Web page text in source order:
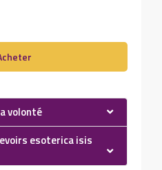
volonté
esoterica isis